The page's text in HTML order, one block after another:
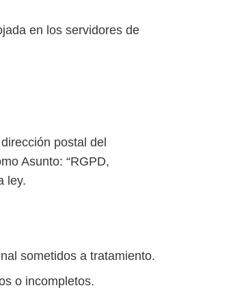
en los servidores de
postal del
Asunto: “RGPD,
ley.
sometidos a tratamiento.
o incompletos.